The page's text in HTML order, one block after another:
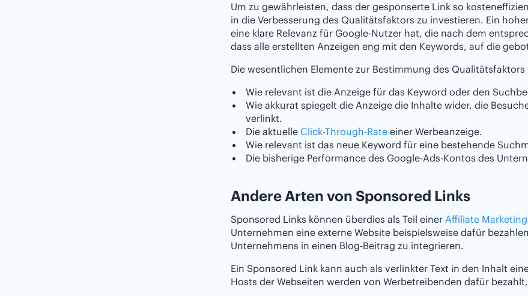
Um zu gewährleisten, dass der gesponserte Link so
in die Verbesserung des Qualitätsfaktors zu investieren. Ein
eine klare Relevanz für Google-Nutzer hat, die nach dem
dass alle erstellten Anzeigen eng mit den Keywords, auf die
Die wesentlichen Elemente zur Bestimmung des
Wie relevant ist die Anzeige für das Keyword oder den
Wie akkurat spiegelt die Anzeige die Inhalte wider, die
verlinkt.
Die aktuelle Click-Through-Rate einer Werbeanzeige.
Wie relevant ist das neue Keyword für eine bestehende
Die bisherige Performance des Google-Ads-Kontos des
Andere Arten von Sponsored Links
Sponsored Links können überdies als Teil einer Affiliate Marketing
Unternehmen eine externe Website beispielsweise dafür
Unternehmens in einen Blog-Beitrag zu integrieren.
Ein Sponsored Link kann auch als verlinkter Text in den Inhalt
Hosts der Webseiten werden von Werbetreibenden dafür